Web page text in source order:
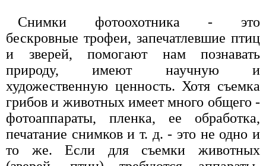
Снимки фотоохотника - это
бескровные трофеи, запечатлевшие птиц
и зверей, помогают нам познавать
природу, имеют научную и
художественную ценность. Хотя съемка
грибов и животных имеет много общего -
фотоаппараты, пленка, ее обработка,
печатание снимков и т. д. - это не одно и
то же. Если для съемки животных